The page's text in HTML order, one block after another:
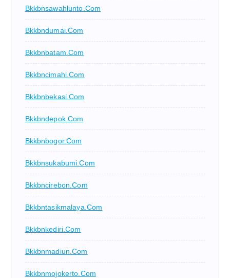
Bkkbnsawahlunto.com
Bkkbndumai.com
Bkkbnbatam.com
Bkkbncimahi.com
Bkkbnbekasi.com
Bkkbndepok.com
Bkkbnbogor.com
Bkkbnsukabumi.com
Bkkbncirebon.com
Bkkbntasikmalaya.com
Bkkbnkediri.com
Bkkbnmadiun.com
Bkkbnmojokerto.com